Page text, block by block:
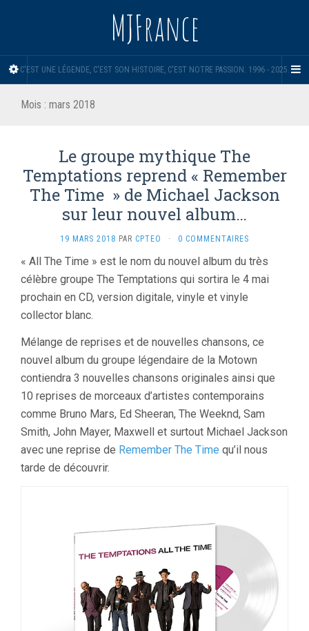
MJFrance
C'EST UNE LÉGENDE, C'EST SON HISTOIRE, C'EST NOTRE PASSION. 1996 - 2025.
Mois : mars 2018
Le groupe mythique The
Temptations reprend « Remember
The Time » de Michael Jackson
sur leur nouvel album…
19 MARS 2018 PAR CPTEO · 0 COMMENTAIRES
« All The Time » est le nom du nouvel album du très
célèbre groupe The Temptations qui sortira le 4 mai
prochain en CD, version digitale, vinyle et vinyle
collector blanc.
Mélange de reprises et de nouvelles chansons, ce
nouvel album du groupe légendaire de la Motown
contiendra 3 nouvelles chansons originales ainsi que
10 reprises de morceaux d’artistes contemporains
comme Bruno Mars, Ed Sheeran, The Weeknd, Sam
Smith, John Mayer, Maxwell et surtout Michael Jackson
avec une reprise de Remember The Time qu’il nous
tarde de découvrir.